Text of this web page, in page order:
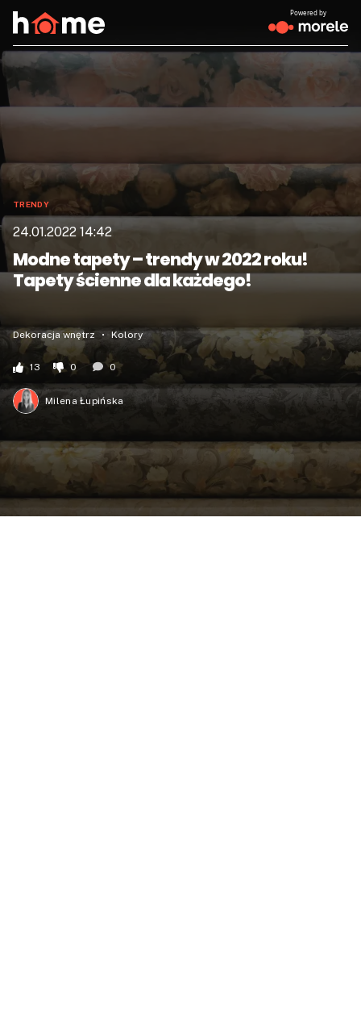
Powered by
TRENDY
24.01.2022 14:42
Modne tapety – trendy w 2022 roku!
Tapety ścienne dla każdego!
Dekoracja wnętrz Kolory
13 0 0
Milena Łupińska